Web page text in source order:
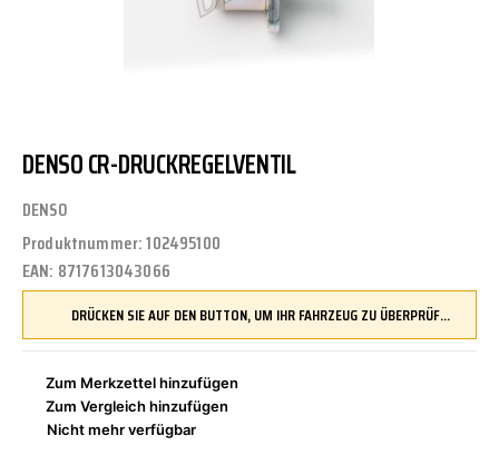
DENSO CR-DRUCKREGELVENTIL
DENSO
Produktnummer:102495100
EAN: 8717613043066
DRÜCKEN SIE AUF DEN BUTTON, UM IHR FAHRZEUG ZU ÜBERPRÜFEN UND SICHERZUSTELLEN, DASS DIESES TEIL KOMPATIBEL IST, BEVOR SIE ES BESTELLEN
Zum Merkzettel hinzufügen
Zum Vergleich hinzufügen
Nicht mehr verfügbar